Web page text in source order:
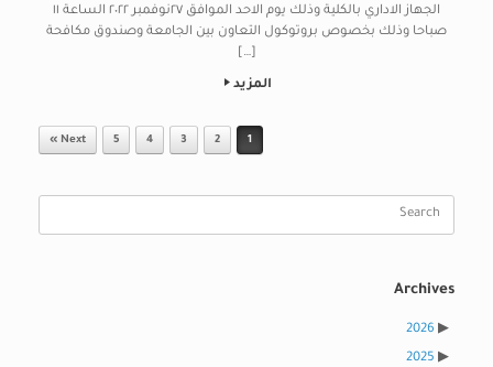
الجهاز الاداري بالكلية وذلك يوم الاحد الموافق ٢٧نوفمبر ٢٠٢٢ الساعة ١١
صباحا وذلك بخصوص بروتوكول التعاون بين الجامعة وصندوق مكافحة
[…]
المزيد
1
2
3
4
5
Next »
Archives
2026
2025